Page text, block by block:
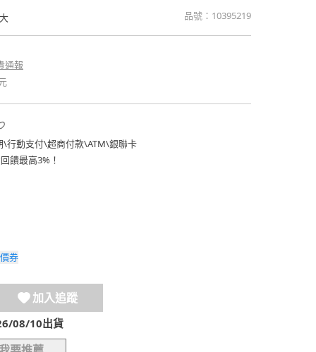
品號： 10395219
通報
\行動支付\超商付款\ATM\銀聯卡
饋最高3%！
券
加入追蹤
08/10出貨